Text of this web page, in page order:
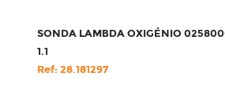
SONDA LAMBDA OXIGÉNIO
1.1
Ref: 28.181297